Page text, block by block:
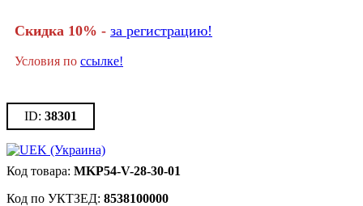
Скидка 10% - за регистрацию!
Условия по ссылке!
38301
MKP54-V-28-30-01
8538100000